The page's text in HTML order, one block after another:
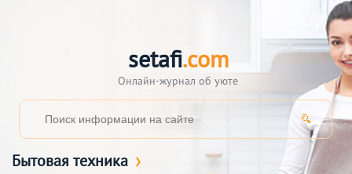
setafi.com
Онлайн-журнал об уюте
Бытовая техника